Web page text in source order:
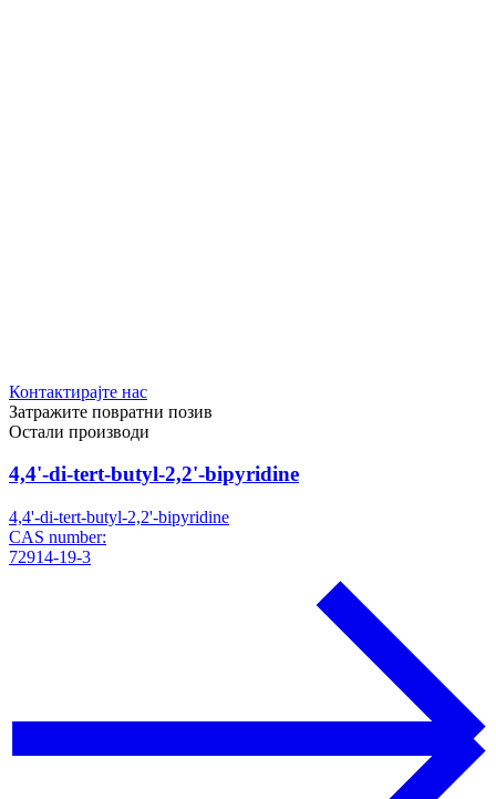
Контактирајте нас
Затражите повратни позив
Остали производи
4,4'-di-tert-butyl-2,2'-bipyridine
4,4'-di-tert-butyl-2,2'-bipyridine
CAS number:
72914-19-3